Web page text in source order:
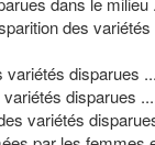
des
disparues
disparues
variétés